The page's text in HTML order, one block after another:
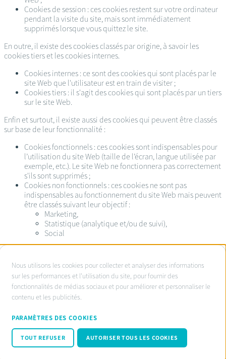
Cookies de session : ces cookies restent sur votre ordinateur
pendant la visite du site, mais sont immédiatement
supprimés lorsque vous quittez le site.
En outre, il existe des cookies classés par origine, à savoir les
cookies tiers et les cookies internes.
Cookies internes : ce sont des cookies qui sont placés par le
site Web que l'utilisateur est en train de visiter ;
Cookies tiers : il s'agit des cookies qui sont placés par un tiers
sur le site Web.
Enfin et surtout, il existe aussi des cookies qui peuvent être classés
sur base de leur fonctionnalité :
Cookies fonctionnels : ces cookies sont indispensables pour
l’utilisation du site Web (taille de l’écran, langue utilisée par
exemple, etc.). Le site Web ne fonctionnera pas correctement
s'ils sont supprimés ;
Cookies non fonctionnels : ces cookies ne sont pas
indispensables au fonctionnement du site Web mais peuvent
être classés suivant leur objectif :
Marketing,
Statistique (analytique et/ou de suivi),
Social
Service d’ombudsman agréé:
www.ombudsnotaire.be
Privacy Policy notaire.be
Cookie policy
Code de conduite RGPD
© Fednot 2026
À
propos
des
cookies
sur
ce
site
Nous utilisons les cookies pour collecter et analyser des informations
sur les performances et l'utilisation du site, pour fournir des
fonctionnalités de médias sociaux et pour améliorer et personnaliser le
contenu et les publicités.
PARAMÈTRES DES COOKIES
TOUT REFUSER AUTORISER TOUS LES COOKIES